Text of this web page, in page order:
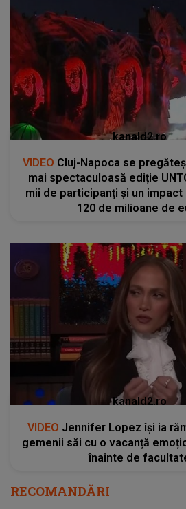
kanald2.ro
VIDEO Cluj-Napoca se
mai spectaculoasă ediție
mii de participanți și un
120 de milioane de
kanald2.ro
VIDEO Jennifer Lopez își ia
gemenii săi cu o vacanță
înainte de
RECOMANDĂRI